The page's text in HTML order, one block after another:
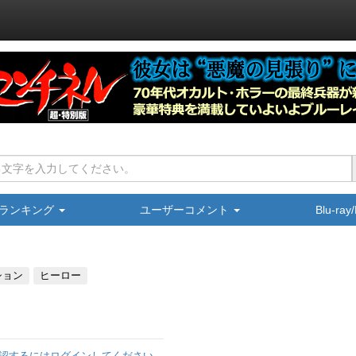
ランキング ユーザーコメント Blu-
ョン ヒーロー